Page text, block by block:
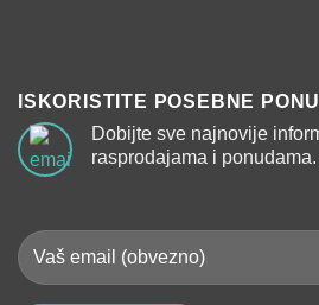
ISKORISTITE POSEBNE
Dobijte sve najnovije
rasprodajama i ponudama.